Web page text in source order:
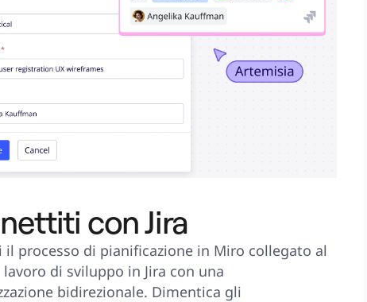
con Jira
il processo di pianificazione in Miro collegato al
di sviluppo in Jira con una
bidirezionale. Dimentica gli